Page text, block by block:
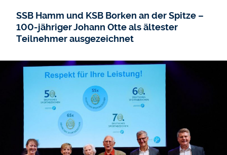
SSB Hamm und KSB Borken an der Spitze –
100-jähriger Johann Otte als ältester
Teilnehmer ausgezeichnet